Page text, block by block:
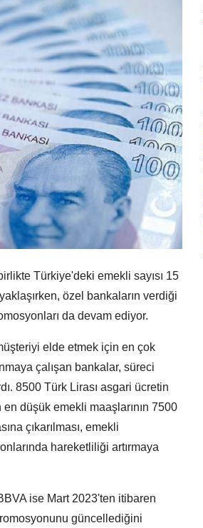
Türkiye'deki emekli sayısı 15
özel bankaların verdiği
da devam ediyor.
elde etmek için en çok
çalışan bankalar, süreci
8500 Türk Lirası asgari ücretin
en düşük emekli maaşlarının 7500
çıkarılması, emekli
hareketliliği artırmaya
ise Mart 2023'ten itibaren
güncellediğini